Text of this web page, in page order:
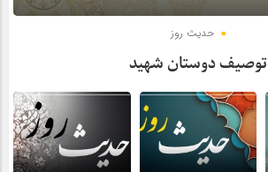
حدیث روز
توصیف دوستان شهید